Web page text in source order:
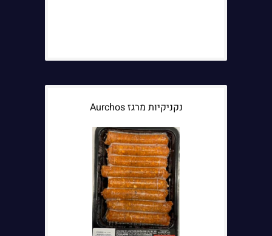
נקניקיות מרגז Aurchos